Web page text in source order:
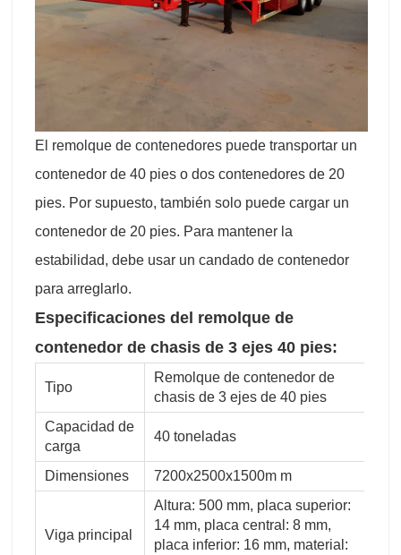
El remolque de contenedores puede transportar un
contenedor de 40 pies o dos contenedores de 20
pies. Por supuesto, también solo puede cargar un
contenedor de 20 pies. Para mantener la
estabilidad, debe usar un candado de contenedor
para arreglarlo.
Especificaciones del remolque de
contenedor de chasis de 3 ejes 40 pies:
Tipo
Remolque de contenedor de
chasis de 3 ejes de 40 pies
Capacidad de
carga
40 toneladas
Dimensiones 7200x2500x1500m m
Viga principal
Altura: 500 mm, placa superior:
14 mm, placa central: 8 mm,
placa inferior: 16 mm, material: